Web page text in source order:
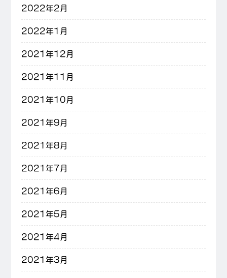
2022年2月
2022年1月
2021年12月
2021年11月
2021年10月
2021年9月
2021年8月
2021年7月
2021年6月
2021年5月
2021年4月
2021年3月